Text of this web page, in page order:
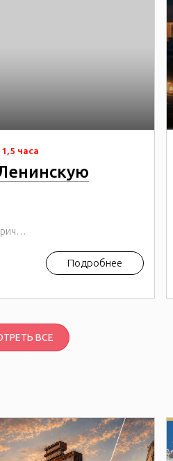
1,5 часа
Подробнее
ВСЕ